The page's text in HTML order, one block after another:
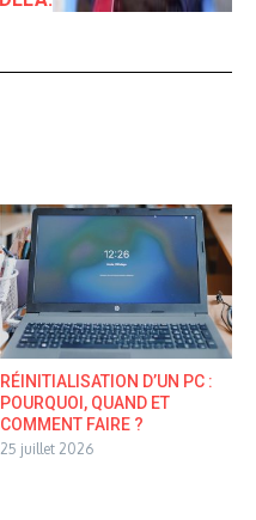
RÉINITIALISATION D’UN PC :
POURQUOI, QUAND ET
COMMENT FAIRE ?
25 juillet 2026